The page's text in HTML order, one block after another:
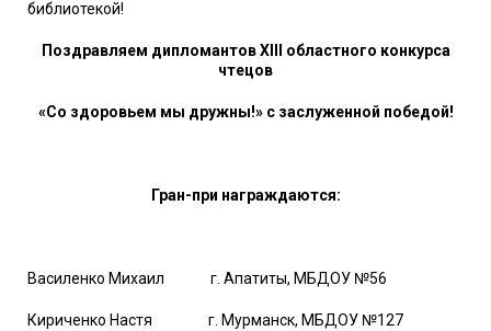
библиотекой!
Поздравляем дипломантовXIII
областного конкурса
чтецов
«Со здоровьем мы дружны!» с заслуженной победой!
Гран-при награждаются:
Василенко Михаил г. Апатиты, МБДОУ №56
Кириченко Настя г. Мурманск, МБДОУ №127